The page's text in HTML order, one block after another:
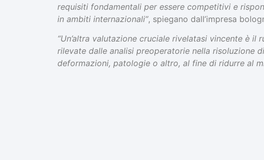
requisiti fondamentali per essere competitivi e
in ambiti internazionali”, spiegano dall’impresa
“Un’altra valutazione cruciale rivelatasi vincente è il
rilevate dalle analisi preoperatorie nella risoluzione
deformazioni, patologie o altro, al fine di ridurre al